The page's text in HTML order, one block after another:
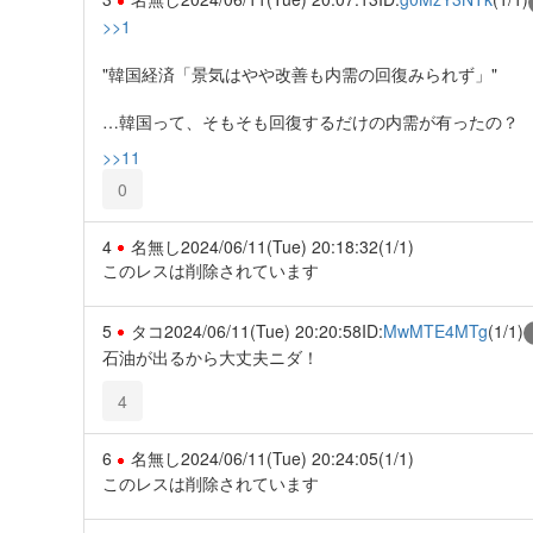
>>1
"韓国経済「景気はやや改善も内需の回復みられず」"
…韓国って、そもそも回復するだけの内需が有ったの？
>>11
0
4 名無し2024/06/11(Tue) 20:18:32(1/1)
このレスは削除されています
5 タコ2024/06/11(Tue) 20:20:58ID:MwMTE4MTg(1/1)
石油が出るから大丈夫ニダ！
4
6 名無し2024/06/11(Tue) 20:24:05(1/1)
このレスは削除されています